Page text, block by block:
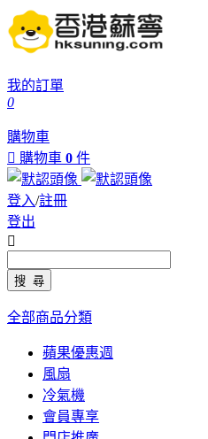
我的訂單
0
購物車
 購物車 0 件
登入/註冊
登出

全部商品分類
蘋果優惠週
風扇
冷氣機
會員專享